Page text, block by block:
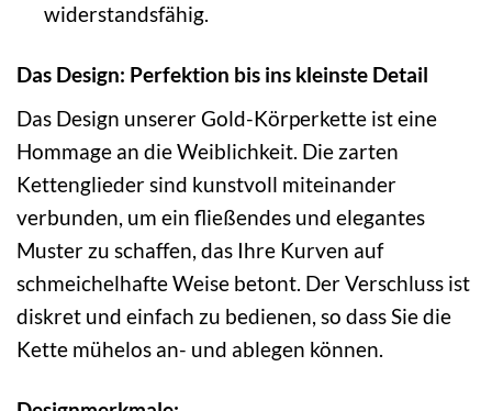
widerstandsfähig.
Das Design: Perfektion bis ins kleinste Detail
Das Design unserer Gold-Körperkette ist eine
Hommage an die Weiblichkeit. Die zarten
Kettenglieder sind kunstvoll miteinander
verbunden, um ein fließendes und elegantes
Muster zu schaffen, das Ihre Kurven auf
schmeichelhafte Weise betont. Der Verschluss ist
diskret und einfach zu bedienen, so dass Sie die
Kette mühelos an- und ablegen können.